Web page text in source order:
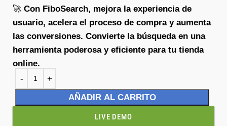
🚀 Con FiboSearch, mejora la experiencia de
usuario, acelera el proceso de compra y aumenta
las conversiones. Convierte la búsqueda en una
herramienta poderosa y eficiente para tu tienda
online.
AÑADIR AL CARRITO
LIVE DEMO